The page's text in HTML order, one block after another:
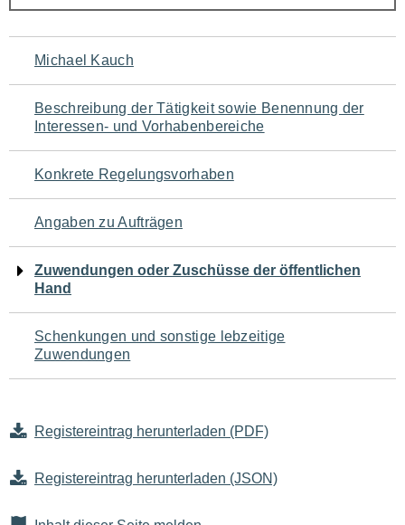
Navigation
für
den
Seiteninhalt
Michael Kauch
Beschreibung der Tätigkeit sowie Benennung der
Interessen- und Vorhabenbereiche
Konkrete Regelungsvorhaben
Angaben zu Aufträgen
Zuwendungen oder Zuschüsse der öffentlichen
Hand
Schenkungen und sonstige lebzeitige
Zuwendungen
Registereintrag herunterladen (PDF)
Registereintrag herunterladen (JSON)